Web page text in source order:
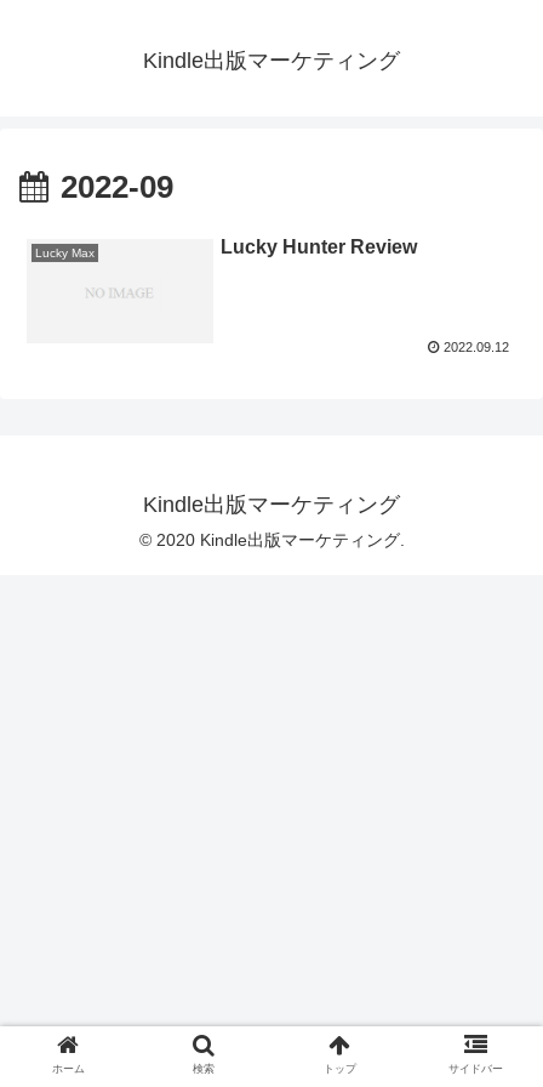
Kindle出版マーケティング
2022-09
Lucky Max Lucky Hunter Review
2022.09.12
Kindle出版マーケティング
© 2020 Kindle出版マーケティング.
ホーム 検索 トップ サイドバー